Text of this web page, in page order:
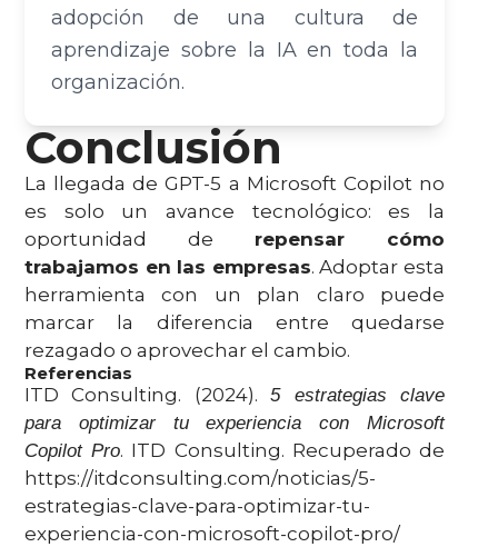
adopción de una cultura de
aprendizaje sobre la IA en toda la
organización.
Conclusión
La llegada de GPT-5 a Microsoft Copilot no
es solo un avance tecnológico: es la
oportunidad de repensar cómo
trabajamos en las empresas. Adoptar esta
herramienta con un plan claro puede
marcar la diferencia entre quedarse
rezagado o aprovechar el cambio.
Referencias
ITD Consulting. (2024).5 estrategias clave
para optimizar tu experiencia con Microsoft
Copilot Pro. ITD Consulting. Recuperado de
https://itdconsulting.com/noticias/5-
estrategias-clave-para-optimizar-tu-
experiencia-con-microsoft-copilot-pro/